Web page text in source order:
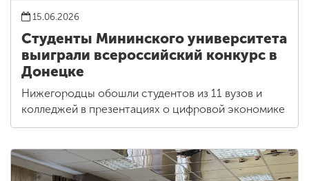
15.06.2026
Студенты Мининского университета
выиграли всероссийский конкурс в
Донецке
Нижегородцы обошли студентов из 11 вузов и
колледжей в презентациях о цифровой экономике